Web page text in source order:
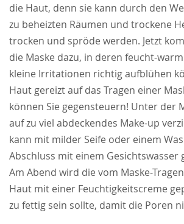
die Haut, denn sie kann durch den
zu beheizten Räumen und trockene
trocken und spröde werden. Jetzt
die Maske dazu, in deren feucht-
kleine Irritationen richtig aufblühen
Haut gereizt auf das Tragen einer
können Sie gegensteuern! Unter der
auf zu viel abdeckendes Make-up
kann mit milder Seife oder einem
Abschluss mit einem Gesichtswasser
Am Abend wird die vom Maske-
Haut mit einer Feuchtigkeitscreme
zu fettig sein sollte, damit die Poren